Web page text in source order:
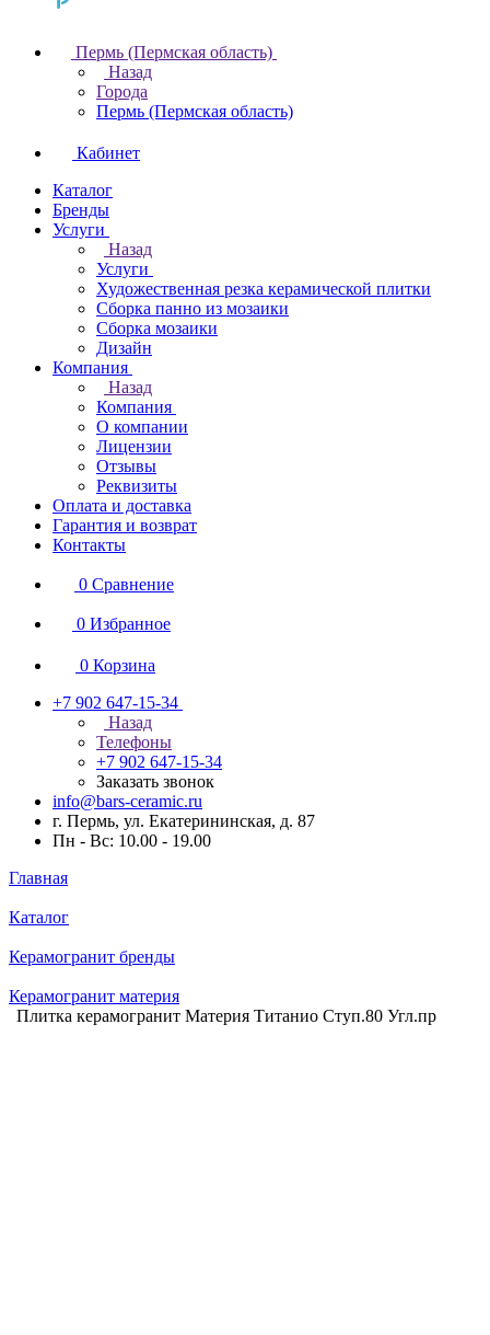
Пермь (Пермская область)
Назад
Города
Пермь (Пермская область)
Кабинет
Каталог
Бренды
Услуги
Назад
Услуги
Художественная резка керамической плитки
Сборка панно из мозаики
Сборка мозаики
Дизайн
Компания
Назад
Компания
О компании
Лицензии
Отзывы
Реквизиты
Оплата и доставка
Гарантия и возврат
Контакты
0 Сравнение
0 Избранное
0 Корзина
+7 902 647-15-34
Назад
Телефоны
+7 902 647-15-34
Заказать звонок
info@bars-ceramic.ru
г. Пермь, ул. Екатерининская, д. 87
Пн - Вс: 10.00 - 19.00
Главная
Каталог
Керамогранит бренды
Керамогранит материя
Плитка керамогранит Материя Титанио Ступ.80 Угл.пр